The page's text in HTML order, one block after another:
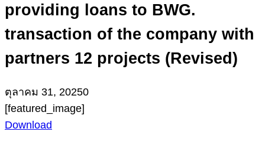
providing loans to BWG.
transaction of the company with
partners 12 projects (Revised)
ตุลาคม 31, 20250
[featured_image]
Download